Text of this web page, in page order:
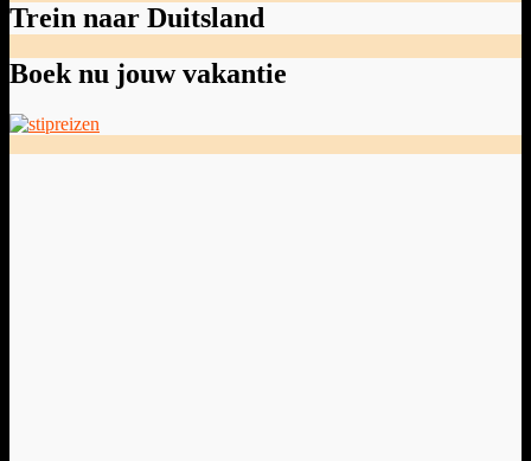
Trein naar Duitsland
Boek nu jouw vakantie